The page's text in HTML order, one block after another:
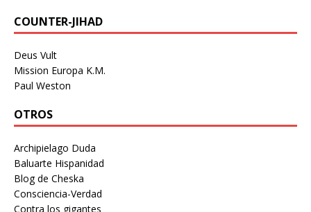
COUNTER-JIHAD
Deus Vult
Mission Europa K.M.
Paul Weston
OTROS
Archipielago Duda
Baluarte Hispanidad
Blog de Cheska
Consciencia-Verdad
Contra los gigantes